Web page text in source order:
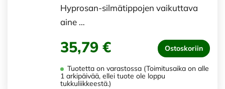
Hyprosan-silmätippojen vaikuttava
aine …
35,79 € Ostoskoriin
Tuotetta on varastossa (Toimitusaika on alle
1 arkipäivää, ellei tuote ole loppu
tukkuliikkeestä.)